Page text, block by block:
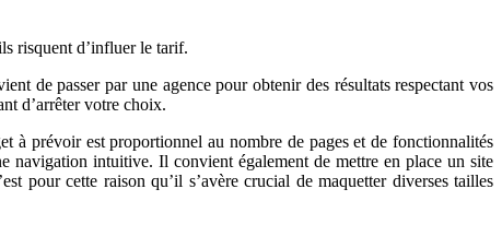
risquent d’influer le tarif.
de passer par une agence pour obtenir des résultats respectant vos
d’arrêter votre choix.
à prévoir est proportionnel au nombre de pages et de fonctionnalités
navigation intuitive. Il convient également de mettre en place un site
pour cette raison qu’il s’avère crucial de maquetter diverses tailles